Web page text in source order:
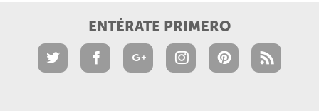
ENTÉRATE PRIMERO